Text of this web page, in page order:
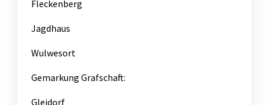
Fleckenberg
Jagdhaus
Wulwesort
Gemarkung Grafschaft:
Gleidorf